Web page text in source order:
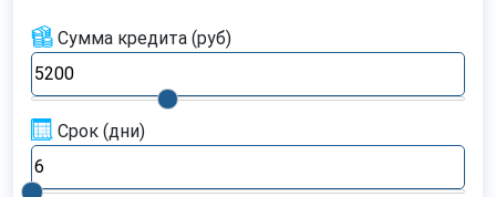
Сумма кредита (руб)
Срок (дни)